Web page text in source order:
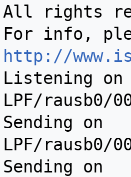
All rights
http://
Listening on
LPF/rausb0/
Sending on
LPF/rausb0/
Sending on